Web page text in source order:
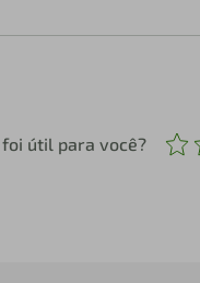
foi útil para você?